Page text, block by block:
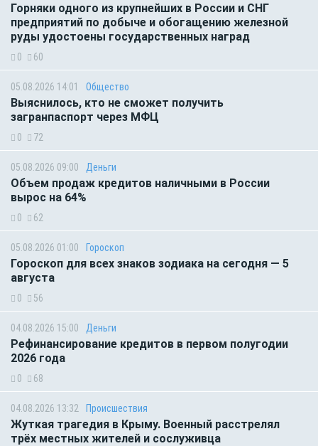
Горняки одного из крупнейших в России и СНГ
предприятий по добыче и обогащению железной
руды удостоены государственных наград
0 60
05.08.2026 14:01 Общество
Выяснилось, кто не сможет получить
загранпаспорт через МФЦ
0 72
05.08.2026 09:00 Деньги
Объем продаж кредитов наличными в России
вырос на 64%
0 62
05.08.2026 01:00 Гороскоп
Гороскоп для всех знаков зодиака на сегодня — 5
августа
0 56
04.08.2026 15:00 Деньги
Рефинансирование кредитов в первом полугодии
2026 года
0 68
04.08.2026 13:32 Происшествия
Жуткая трагедия в Крыму. Военный расстрелял
трёх местных жителей и сослуживца